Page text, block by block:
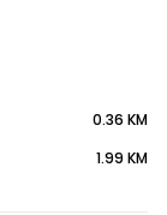
0.36 KM
1.99 KM